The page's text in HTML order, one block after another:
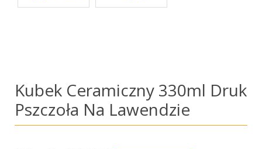
Kubek Ceramiczny 330ml Druk
Pszczoła Na Lawendzie